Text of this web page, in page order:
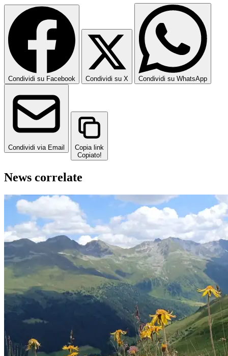
Condividi su Facebook Condividi su X Condividi su WhatsApp
Condividi via Email
Copia link
Copiato!
News correlate